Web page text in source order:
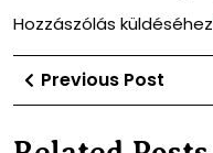
Hozzászólás küldéséhez
Bejegyzés
navigáció
Previous Post
Post